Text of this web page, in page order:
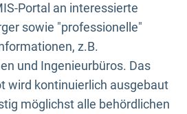
Portal an interessierte
sowie "professionelle"
z.B.
und Ingenieurbüros. Das
wird kontinuierlich ausgebaut
möglichst alle behördlichen